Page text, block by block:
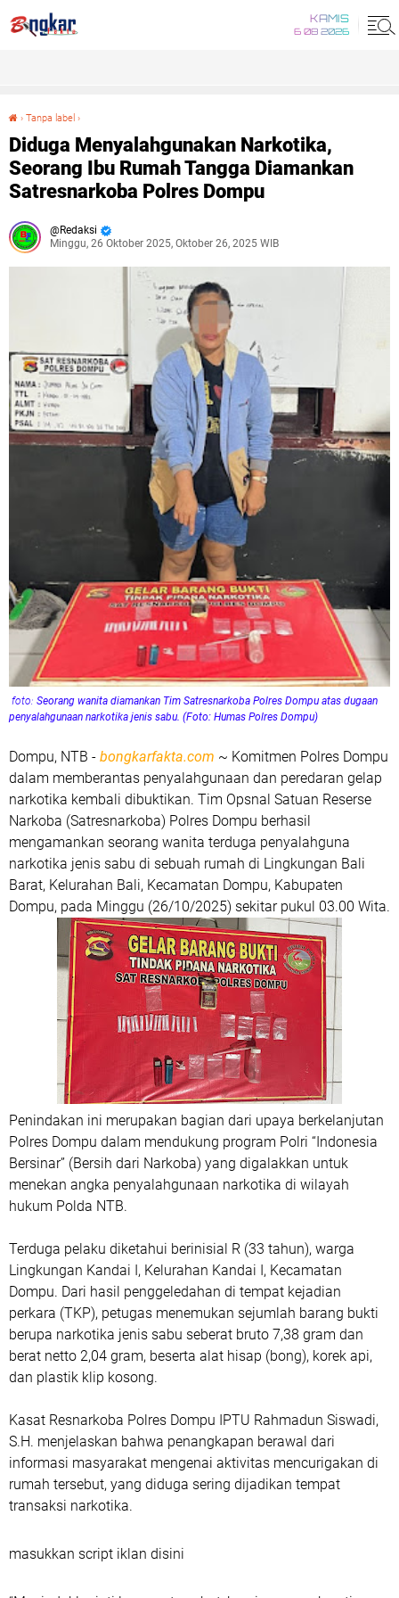
KAMIS
6 08 2026
› Tanpa label ›
Diduga Menyalahgunakan Narkotika,
Seorang Ibu Rumah Tangga Diamankan
Satresnarkoba Polres Dompu
Redaksi
Minggu, 26 Oktober 2025, Oktober 26, 2025 WIB
foto: Seorang wanita diamankan Tim Satresnarkoba Polres Dompu atas dugaan
penyalahgunaan narkotika jenis sabu. (Foto: Humas Polres Dompu)
Dompu, NTB - bongkarfakta.com ~ Komitmen Polres Dompu
dalam memberantas penyalahgunaan dan peredaran gelap
narkotika kembali dibuktikan. Tim Opsnal Satuan Reserse
Narkoba (Satresnarkoba) Polres Dompu berhasil
mengamankan seorang wanita terduga penyalahguna
narkotika jenis sabu di sebuah rumah di Lingkungan Bali
Barat, Kelurahan Bali, Kecamatan Dompu, Kabupaten
Dompu, pada Minggu (26/10/2025) sekitar pukul 03.00 Wita.
Penindakan ini merupakan bagian dari upaya berkelanjutan
Polres Dompu dalam mendukung program Polri “Indonesia
Bersinar” (Bersih dari Narkoba) yang digalakkan untuk
menekan angka penyalahgunaan narkotika di wilayah
hukum Polda NTB.
Terduga pelaku diketahui berinisial R (33 tahun), warga
Lingkungan Kandai I, Kelurahan Kandai I, Kecamatan
Dompu. Dari hasil penggeledahan di tempat kejadian
perkara (TKP), petugas menemukan sejumlah barang bukti
berupa narkotika jenis sabu seberat bruto 7,38 gram dan
berat netto 2,04 gram, beserta alat hisap (bong), korek api,
dan plastik klip kosong.
Kasat Resnarkoba Polres Dompu IPTU Rahmadun Siswadi,
S.H. menjelaskan bahwa penangkapan berawal dari
informasi masyarakat mengenai aktivitas mencurigakan di
rumah tersebut, yang diduga sering dijadikan tempat
transaksi narkotika.
masukkan script iklan disini